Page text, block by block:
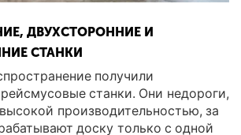
ДВУХСТОРОННИЕ И
СТАНКИ
получили
станки. Они недороги,
производительностью, за
доску только с одной